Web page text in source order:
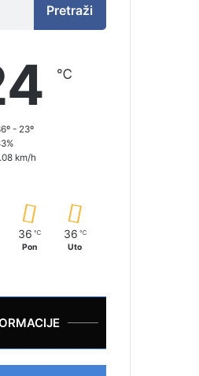
Pretraži
℃
- 23º
km/h
36 ℃
Pon
36 ℃
Uto